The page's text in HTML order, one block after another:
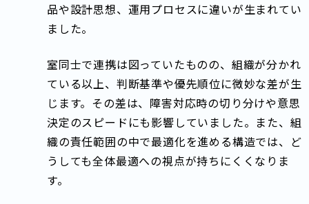
品や設計思想、運用プロセスに違いが生まれてい
ました。
室同士で連携は図っていたものの、組織が分かれ
ている以上、判断基準や優先順位に微妙な差が生
じます。その差は、障害対応時の切り分けや意思
決定のスピードにも影響していました。また、組
織の責任範囲の中で最適化を進める構造では、ど
うしても全体最適への視点が持ちにくくなりま
す。